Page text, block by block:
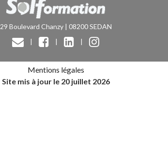
29 Boulevard Chanzy | 08200 SEDAN
|
| |
Mentions légales
Site mis à jour le 20 juillet 2026